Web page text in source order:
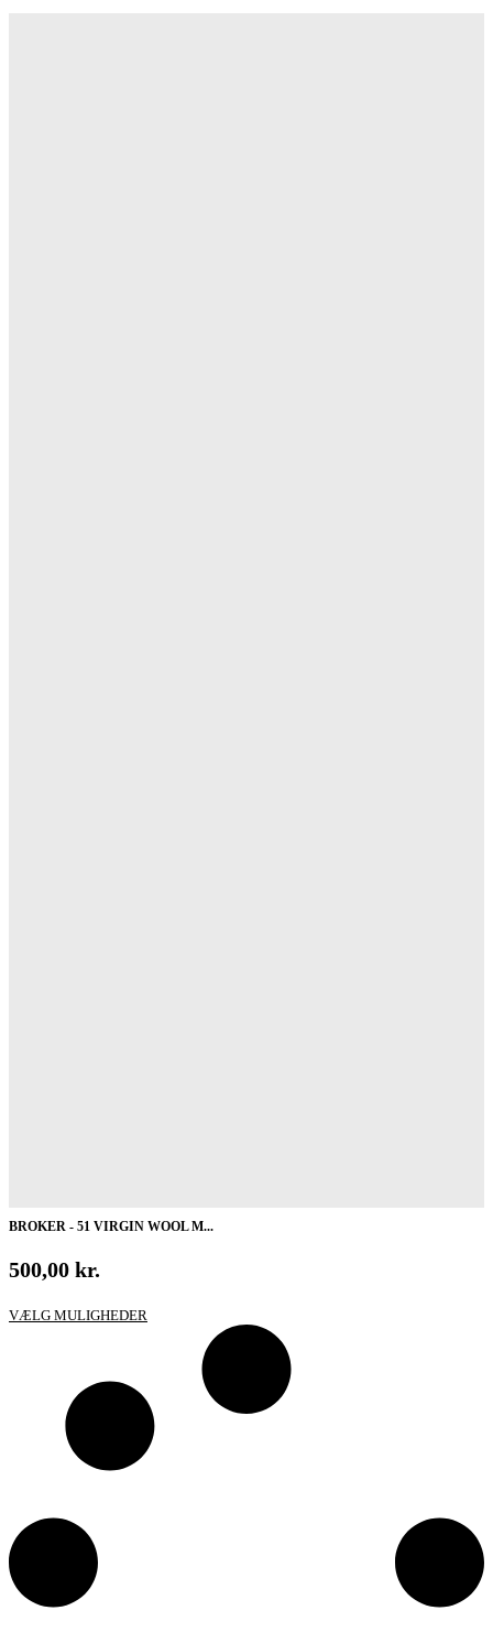
BROKER - 51 VIRGIN WOOL M...
500,00 kr.
VÆLG MULIGHEDER
varianter.
Mulighederne
kan
vælges